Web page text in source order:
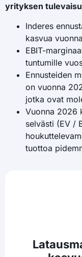
yrityksen
Inderes
kasvua
EBIT-
tuntumille
Ennusteiden
on vuonna
jotka ovat
Vuonna 2026
selvästi (EV /
tuottoa